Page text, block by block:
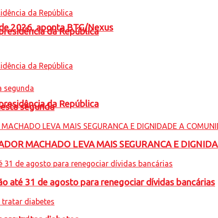
2026, aponta BTG/Nexus
da República
da República
segunda
MACHADO LEVA MAIS SEGURANCA E
até 31 de agosto para renegociar dívidas bancárias